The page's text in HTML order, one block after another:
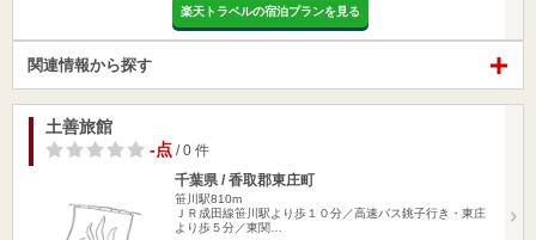
楽天トラベルの宿泊プランを見る
関連情報から探す
土善旅館
-点 / 0 件
千葉県 / 香取郡東庄町
笹川駅810m
ＪＲ成田線笹川駅より歩１０分／高速バス銚子行き・東庄
より歩５分／東関…